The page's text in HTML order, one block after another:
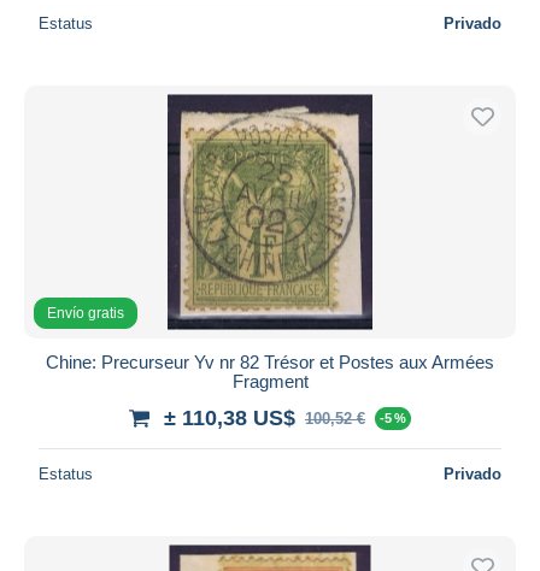
Estatus Privado
Envío gratis
Chine: Precurseur Yv nr 82 Trésor et Postes aux Armées
Fragment
± 110,38 US$ 100,52 € -5 %
Estatus Privado